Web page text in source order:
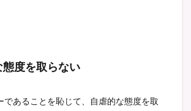
態度を取らない
であることを恥じて、自虐的な態度を取